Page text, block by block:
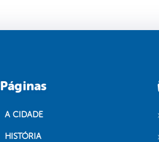
Páginas
A CIDADE
HISTÓRIA